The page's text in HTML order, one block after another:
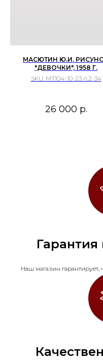
МАСЮТИН Ю.И.
"ДЕВОЧКИ", 1958 Г.
SKU: МТ104-10-23 п.2-34
26 000 р.
Наш магазин